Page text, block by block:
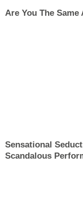
Are You The
Sensational
Scandalous